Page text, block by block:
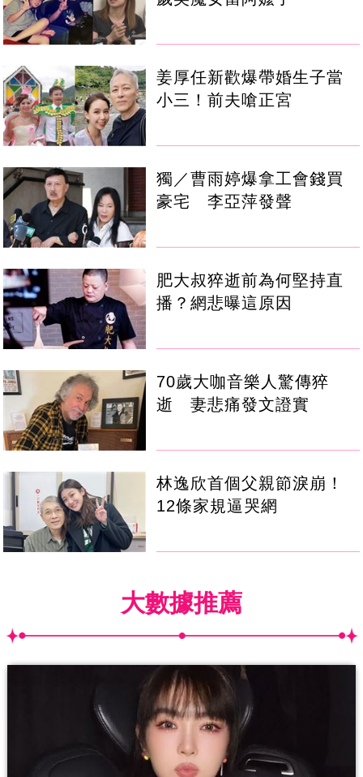
姜厚任新歡爆帶婚生子當
小三！前夫嗆正宮
獨／曹雨婷爆拿工會錢買
豪宅 李亞萍發聲
肥大叔猝逝前為何堅持直
播？網悲曝這原因
70歲大咖音樂人驚傳猝
逝 妻悲痛發文證實
林逸欣首個父親節淚崩！
12條家規逼哭網
大數據推薦